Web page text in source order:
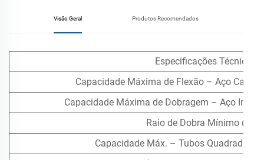
Visão Geral Produtos Recomendados
Especificações Técnicas
Capacidade Máxima de Flexão – Aço
Capacidade Máxima de Dobragem – Aço
Raio de Dobra Mínimo
Capacidade Máx. – Tubos Quadrados /